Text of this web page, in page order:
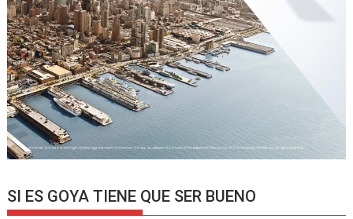
SI ES GOYA TIENE QUE SER BUENO